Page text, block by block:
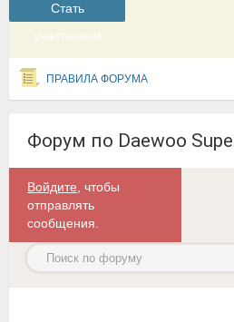
Cтать
участником
ПРАВИЛА ФОРУМА
Форум по Daewoo
Войдите , чтобы
отправлять
сообщения.